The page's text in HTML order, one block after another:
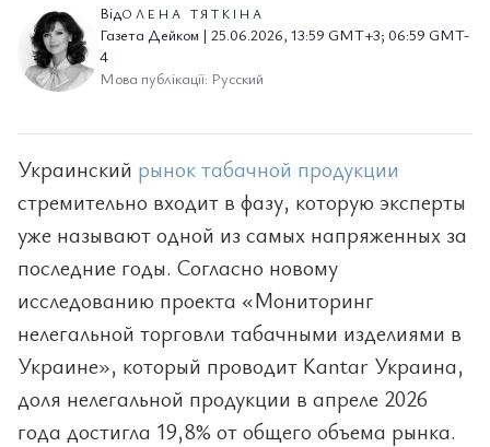
ВідОЛЕНА ТЯТКІНА
Газета Дейком | 25.06.2026, 13:59 GMT+3; 06:59 GMT-
4
Мова публікації: Русский
Украинский рынок табачной продукции
стремительно входит в фазу, которую эксперты
уже называют одной из самых напряженных за
последние годы. Согласно новому
исследованию проекта «Мониторинг
нелегальной торговли табачными изделиями в
Украине», который проводит Kantar Украина,
доля нелегальной продукции в апреле 2026
года достигла 19,8% от общего объема рынка.